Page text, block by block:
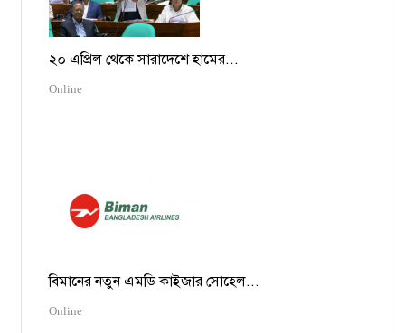
২০ এপ্রিল থেকে সারাদেশে হামের...
Online
বিমানের নতুন এমডি কাইজার সোহেল...
Online